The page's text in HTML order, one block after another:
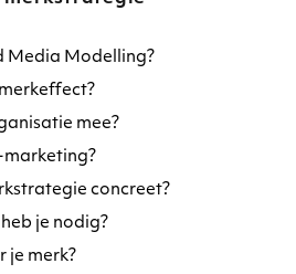
Media Modelling?
mee?
marketing?
concreet?
je nodig?
je merk?